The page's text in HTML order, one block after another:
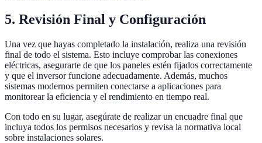
5. Revisión Final y Configuración
Una vez que hayas completado la instalación, realiza una revisión
final de todo el sistema. Esto incluye comprobar las conexiones
eléctricas, asegurarte de que los paneles estén fijados correctamente
y que el inversor funcione adecuadamente. Además, muchos
sistemas modernos permiten conectarse a aplicaciones para
monitorear la eficiencia y el rendimiento en tiempo real.
Con todo en su lugar, asegúrate de realizar un encuadre final que
incluya todos los permisos necesarios y revisa la normativa local
sobre instalaciones solares.